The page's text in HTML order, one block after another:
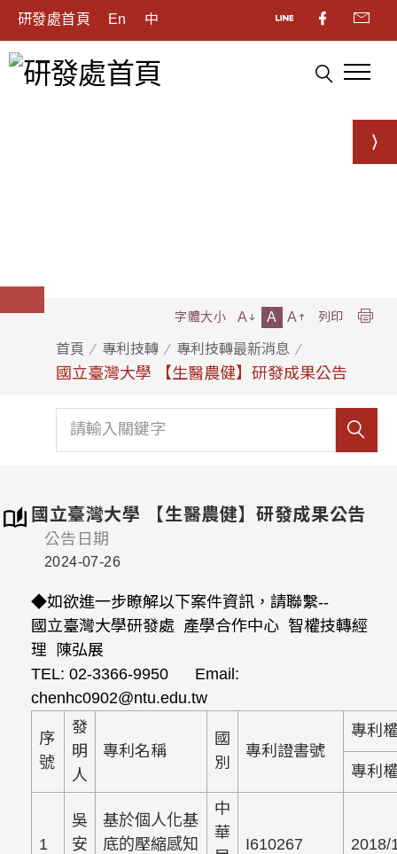
研發處首頁 En 中
首頁 專利技轉 專利技轉最新消息
國立臺灣大學 【生醫農健】研發成果公告
字體大小 A A A 列印
國立臺灣大學 【生醫農健】研發成果公告
公告日期
2024-07-26
◆如欲進一步瞭解以下案件資訊，請聯繫--
國立臺灣大學研發處 產學合作中心 智權技轉經
理 陳弘展
TEL: 02-3366-9950 Email:
chenhc0902@ntu.edu.tw
序
號
發
明
人
專利名稱
國
別
專利證書號
專利
專利
1
吳
安
基於個人化基
底的壓縮感知
中
華
I610267 2018/